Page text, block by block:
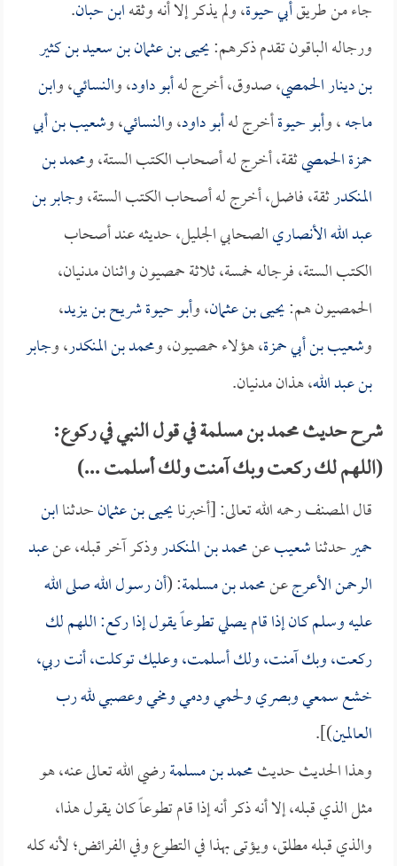
جاء من طريقأبي حيوة، ولم يذكر إلا أنه وثقهابن حبان.
ورجاله الباقون تقدم ذكرهم:يحيى بن عثمان بن سعيد بن كثير
بن دينار الحمصي، صدوق، أخرج لهأبو داود، والنسائي، وابن
ماجه، وأبو حيوةأخرج لهأبو داود، والنسائي، وشعيب بن أبي
حمزة الحمصيثقة، أخرج له أصحاب الكتب الستة، ومحمد بن
المنكدرثقة، فاضل، أخرج له أصحاب الكتب الستة، وجابر بن
عبد الله الأنصاريالصحابي الجليل، حديثه عند أصحاب
الكتب الستة، فرجاله خمسة، ثلاثة حمصيون واثنان مدنيان،
الحمصيون هم:يحيى بن عثمان، وأبو حيوة شريح بن يزيد،
وشعيب بن أبي حمزة، هؤلاء حمصيون، ومحمد بن المنكدر، وجابر
بن عبد الله، هذان مدنيان.
شرح حديث محمد بن مسلمة في قول النبي في ركوع:
(اللهم لك ركعت وبك آمنت ولك أسلمت ...)
قال المصنف رحمه الله تعالى: [أخبرنايحيى بن عثمانحدثناابن
حميرحدثناشعيبعنمحمد بن المنكدروذكر آخر قبله، عنعبد
الرحمن الأعرجعنمحمد بن مسلمة: (أن رسول الله صلى الله
عليه وسلم كان إذا قام يصلي تطوعاً يقول إذا ركع: اللهم لك
ركعت، وبك آمنت، ولك أسلمت، وعليك توكلت، أنت ربي،
خشع سمعي وبصري ولحمي ودمي ومخي وعصبي لله رب
العالمين)].
وهذا الحديث حديثمحمد بن مسلمةرضي الله تعالى عنه، هو
مثل الذي قبله، إلا أنه ذكر أنه إذا قام تطوعاً كان يقول هذا،
والذي قبله مطلق، ويؤتى بهذا في التطوع وفي الفرائض؛ لأنه كله